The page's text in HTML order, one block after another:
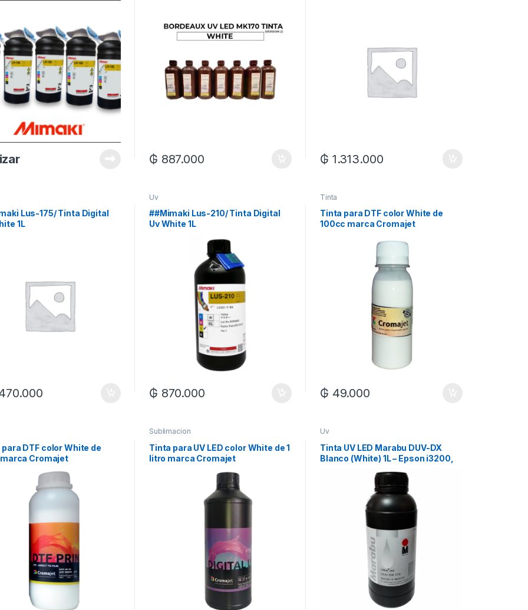
₲ 887.000 ₲ 1.313.000
Lus-175/ Tinta Digital
1L
Uv
##Mimaki Lus-210/ Tinta Digital
Uv White 1L
₲ 870.000
Tinta
Tinta para DTF color White de
100cc marca Cromajet
₲ 49.000
DTF color White de
Cromajet
Sublimacion
Tinta para UV LED color White de 1
litro marca Cromajet
Uv
Tinta UV LED Marabu DUV-DX
Blanco (White) 1L – Epson i3200,